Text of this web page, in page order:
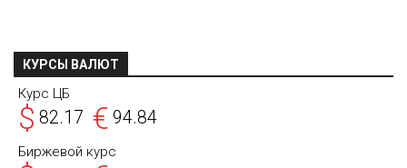
КУРСЫ ВАЛЮТ
Курс ЦБ
$ 82.17 € 94.84
Биржевой курс